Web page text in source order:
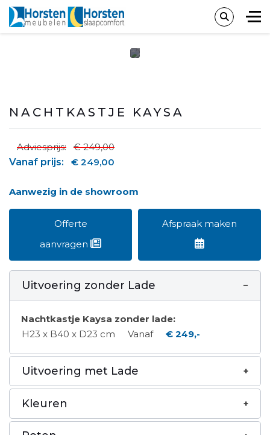
NACHTKASTJE KAYSA
Adviesprijs:
€ 249,00
Vanaf prijs:
€ 249,00
Aanwezig in de showroom
Offerte
aanvragen
Afspraak maken
Uitvoering zonder Lade
Nachtkastje Kaysa zonder lade:
H23 x B40 x D23 cm
Vanaf € 249,-
Uitvoering met Lade
Kleuren